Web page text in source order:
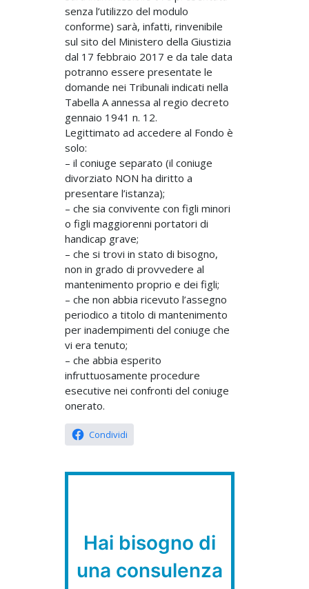
senza l’utilizzo del modulo
conforme) sarà, infatti, rinvenibile
sul sito del Ministero della Giustizia
dal 17 febbraio 2017 e da tale data
potranno essere presentate le
domande nei Tribunali indicati nella
Tabella A annessa al regio decreto
gennaio 1941 n. 12.
Legittimato ad accedere al Fondo è
solo:
– il coniuge separato (il coniuge
divorziato NON ha diritto a
presentare l’istanza);
– che sia convivente con figli minori
o figli maggiorenni portatori di
handicap grave;
– che si trovi in stato di bisogno,
non in grado di provvedere al
mantenimento proprio e dei figli;
– che non abbia ricevuto l’assegno
periodico a titolo di mantenimento
per inadempimenti del coniuge che
vi era tenuto;
– che abbia esperito
infruttuosamente procedure
esecutive nei confronti del coniuge
onerato.
Condividi
Hai bisogno di
una consulenza